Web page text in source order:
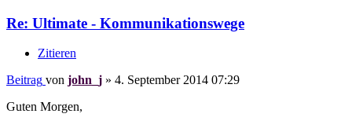
Re: Ultimate - Kommunikationswege
Zitieren
Beitrag von john_j » 4. September 2014 07:29
Guten Morgen,